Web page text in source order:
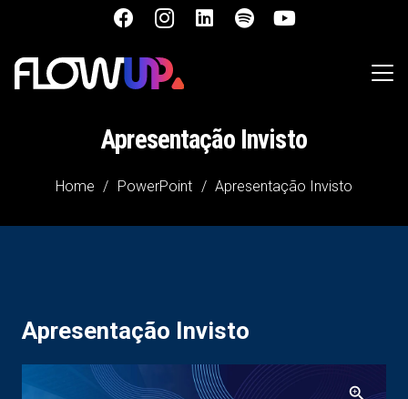
Apresentação Invisto
Home / PowerPoint / Apresentação Invisto
Apresentação Invisto